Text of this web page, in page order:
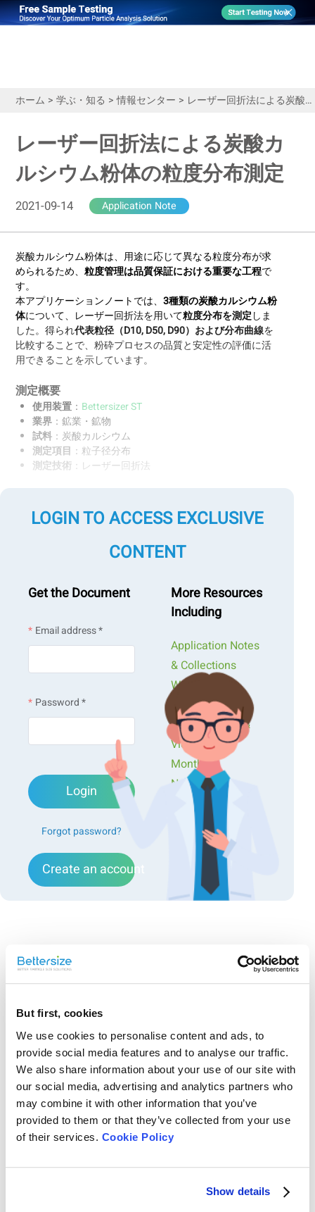
But first, cookies
We use cookies to personalise content and ads, to
provide social media features and to analyse our traffic.
We also share information about your use of our site with
our social media, advertising and analytics partners who
may combine it with other information that you’ve
provided to them or that they’ve collected from your use
of their services. Cookie Policy
Show details
ホーム > 学ぶ・知る >情報センター > レーザー回折法による炭酸カルシウム粉体の粒度分布測定
レーザー回折法による炭酸カ
ルシウム粉体の粒度分布測定
2021-09-14 Application Note
炭酸カルシウム粉体は、用途に応じて異なる粒度分布が求
められるため、 粒度管理は品質保証における重要な工程で
す。
本アプリケーションノートでは、 3種類の炭酸カルシウム粉
体について、レーザー回折法を用いて粒度分布を測定しま
した。得られ代表粒径（D10, D50, D90） および分布曲線を
比較することで、粉砕プロセスの品質と安定性の評価に活
用できることを示しています。
測定概要
使用装置： Bettersizer ST
業界：鉱業・鉱物
試料：炭酸カルシウム
測定項目 ：粒子径分布
測定技術：レーザー回折法
LOGIN TO ACCESS EXCLUSIVE
CONTENT
Get the Document
Email address *
Password *
Login
Forgot password?
Create an account
More Resources
Including
Application Notes
& Collections
Webinars &
Workshops
Presentations &
Videos
Monthly
Newsletters
Exclusive Events...
Recommended articles
異なるpHにおける磁性微小球のサイズとゼータ電
磁性微小球は、磁性無機粒子と有機ポリマーを組み合わせて形成され
る複合微小球です。このアプリケーションノートでは、BeNano 90
Zetaを使用して、磁性微小球サンプルのサイズとゼータ電位を測定し
ました。この研究では、様々なpHレベル（3、6、...
医薬品製剤および原薬における粒子径分析の留意
点と実践的アプローチ
医薬品の品質向上は、開発および製造における基本方針であり、とり
わけ製剤の溶出挙動においては粒子径が極めて重要な要素となりま
す。製剤や原薬の粒子径分布は、溶解速度・生物学的利用能・製品均
正確な評価が求められます。 しかし、現場では以下のような課題が少
農薬製品において、粒子径は残効性、生物活性、製剤の安定性に直接